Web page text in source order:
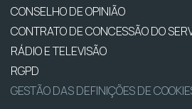
CONSELHO DE OPINIÃO
CONTRATO DE CONCESSÃO DO
RÁDIO E TELEVISÃO
RGPD
GESTÃO DAS DEFINIÇÕES DE